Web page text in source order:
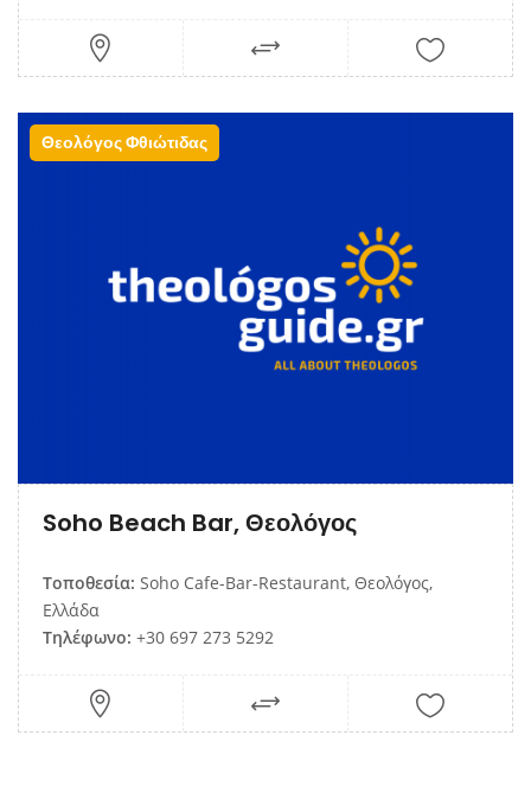
Θεολόγος Φθιώτιδας
Soho Beach Bar, Θεολόγος
Τοποθεσία: Soho Cafe-Bar-Restaurant, Θεολόγος,
Ελλάδα
Τηλέφωνο: +30 697 273 5292